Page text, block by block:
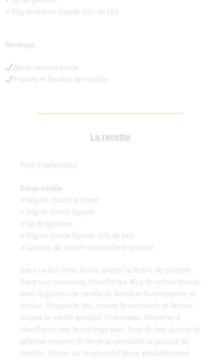
✔80g de crème liquide 30% de MG
Montage
Spray velours rouge
Fraises et feuilles de menthe
La recette
Pour 5 tartelettes
Dôme vanille
✔40g de chocolat blanc
✔40g de crème liquide
✔2g de gélatine
✔80g de crème liquide 30% de MG
✔Gousse de Vanille ou vanille en poudre
Dans un bol d’eau froide, placer la feuille de gélatine.
Dans une casserole, chauffer les 40 g de crème liquide
avec la gousse de vanille de Bourbon Noire grattée et
fendue. Stopper le feu, couvrir la casserole et laisser
infuser la vanille pendant 15 minutes. Remettre à
chauffer un peu le mélange puis, hors du feu, ajouter la
gélatine essorée (Enlever au préalable la gousse de
vanille). Verser sur le chocolat blanc préalablement